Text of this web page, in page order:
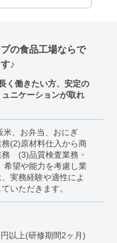
の食品工場ならで
♪
く働きたい方、安定の
ニケーションが取れ
米、お弁当、おにぎ
(2)原材料仕入から商
務 (3)品質検査業務・
望や能力を考慮し業
実務経験や適性によ
いただきます。
以上(研修期間2ヶ月)